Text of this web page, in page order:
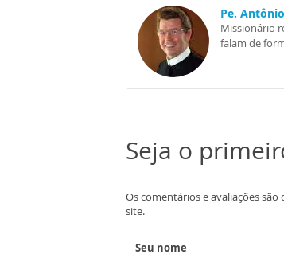
Pe.
Missionário
falam de
Seja o
Os comentários e avaliações
site.
Seu nome